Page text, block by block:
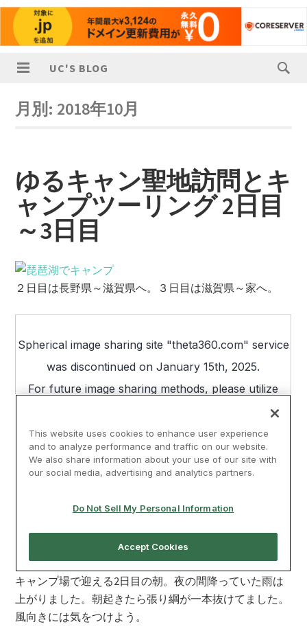
UC'S BLOG
月別: 2018年10月
ゆるキャン聖地訪問とキ
ャンプツーリング 2日目
～3日目
２日目は長野県～滋賀県へ。３日目は滋賀県～家へ。
キャンプ場で迎える2日目の朝。夜の間降っていた雨は
上がりました。朝起きたら張り綱が一本抜けてました。
風向きには気をつけよう。